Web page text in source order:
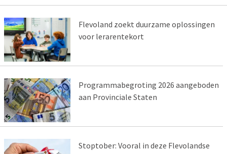
Flevoland zoekt duurzame oplossingen
voor lerarentekort
Programmabegroting 2026 aangeboden
aan Provinciale Staten
Stoptober: Vooral in deze Flevolandse